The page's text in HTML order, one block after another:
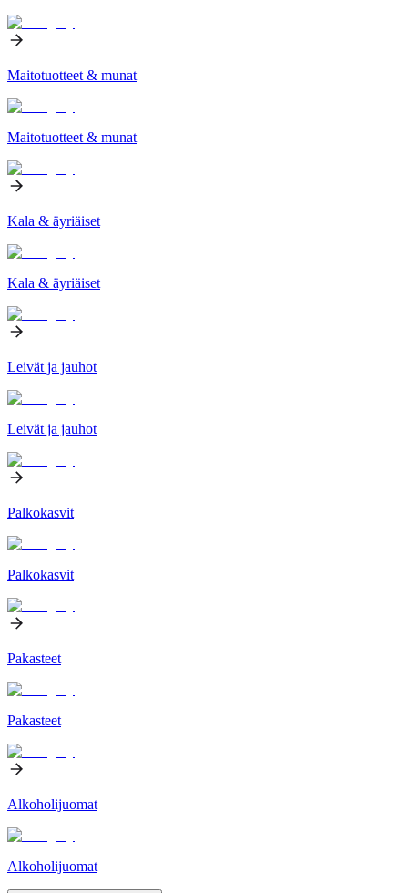
Maitotuotteet & munat
Maitotuotteet & munat
Kala & äyriäiset
Kala & äyriäiset
Leivät ja jauhot
Leivät ja jauhot
Palkokasvit
Palkokasvit
Pakasteet
Pakasteet
Alkoholijuomat
Alkoholijuomat